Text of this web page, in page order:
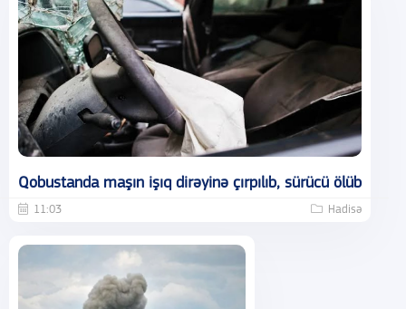
Qobustanda maşın işıq dirəyinə çırpılıb, sürücü ölüb
11:03 Hadisə